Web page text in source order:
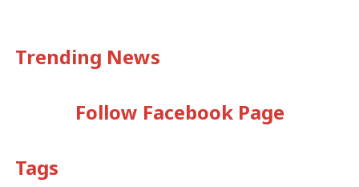
Trending News
Follow Facebook Page
Tags